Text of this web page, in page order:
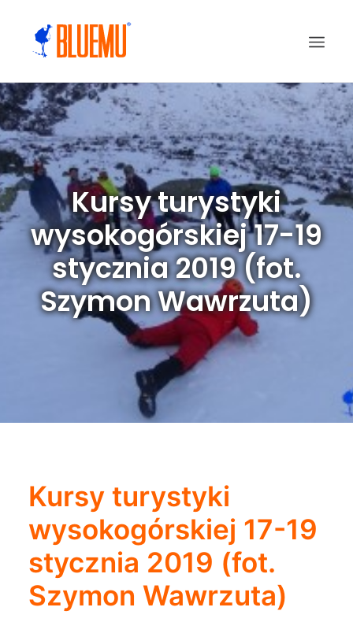
Kursy turystyki
wysokogórskiej 17-19
stycznia 2019 (fot.
Szymon Wawrzuta)
Kursy turystyki
wysokogórskiej 17-19
stycznia 2019 (fot.
Szymon Wawrzuta)